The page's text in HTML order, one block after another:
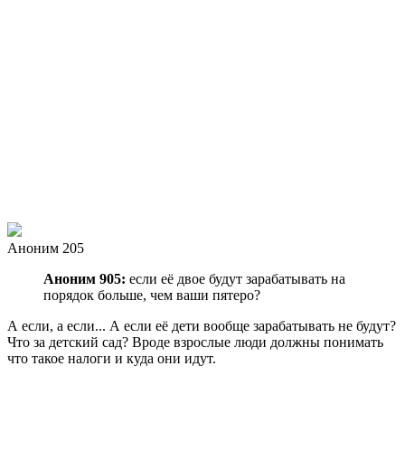
Аноним 205
Аноним 905: если её двое будут зарабатывать на
порядок больше, чем ваши пятеро?
А если, а если... А если её дети вообще зарабатывать не будут?
Что за детский сад? Вроде взрослые люди должны понимать
что такое налоги и куда они идут.